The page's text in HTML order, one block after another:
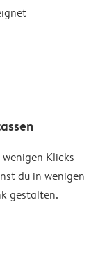
Klicks
du in wenigen
gestalten.